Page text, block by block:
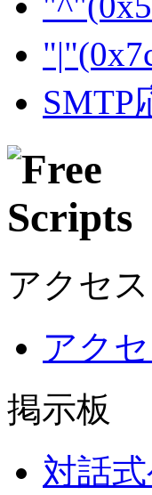
SMTP
アクセ
アク
掲示板
対話